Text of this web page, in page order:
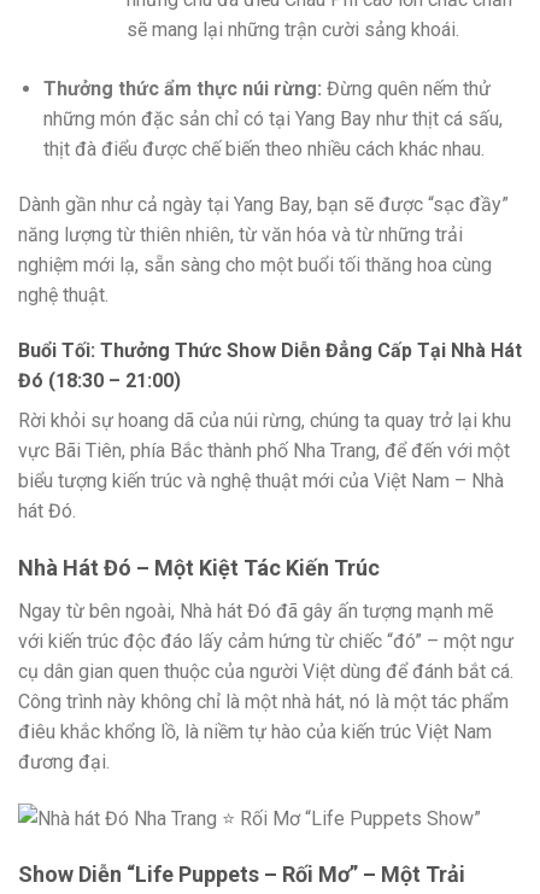
sẽ mang lại những trận cười sảng khoái.
Thưởng thức ẩm thực núi rừng: Đừng quên nếm thử
những món đặc sản chỉ có tại Yang Bay như thịt cá sấu,
thịt đà điểu được chế biến theo nhiều cách khác nhau.
Dành gần như cả ngày tại Yang Bay, bạn sẽ được “sạc đầy”
năng lượng từ thiên nhiên, từ văn hóa và từ những trải
nghiệm mới lạ, sẵn sàng cho một buổi tối thăng hoa cùng
nghệ thuật.
Buổi Tối: Thưởng Thức Show Diễn Đẳng Cấp Tại Nhà Hát
Đó (18:30 – 21:00)
Rời khỏi sự hoang dã của núi rừng, chúng ta quay trở lại khu
vực Bãi Tiên, phía Bắc thành phố Nha Trang, để đến với một
biểu tượng kiến trúc và nghệ thuật mới của Việt Nam – Nhà
hát Đó.
Nhà Hát Đó – Một Kiệt Tác Kiến Trúc
Ngay từ bên ngoài, Nhà hát Đó đã gây ấn tượng mạnh mẽ
với kiến trúc độc đáo lấy cảm hứng từ chiếc “đó” – một ngư
cụ dân gian quen thuộc của người Việt dùng để đánh bắt cá.
Công trình này không chỉ là một nhà hát, nó là một tác phẩm
điêu khắc khổng lồ, là niềm tự hào của kiến trúc Việt Nam
đương đại.
Show Diễn “Life Puppets – Rối Mơ” – Một Trải